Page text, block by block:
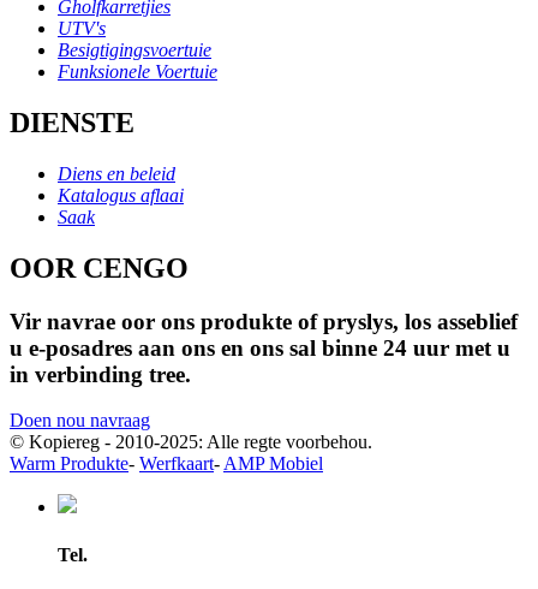
Gholfkarretjies
UTV's
Besigtigingsvoertuie
Funksionele Voertuie
DIENSTE
Diens en beleid
Katalogus aflaai
Saak
OOR CENGO
Vir navrae oor ons produkte of pryslys, los asseblief
u e-posadres aan ons en ons sal binne 24 uur met u
in verbinding tree.
Doen nou navraag
© Kopiereg - 2010-2025: Alle regte voorbehou.
Warm Produkte- Werfkaart- AMP Mobiel
Tel.